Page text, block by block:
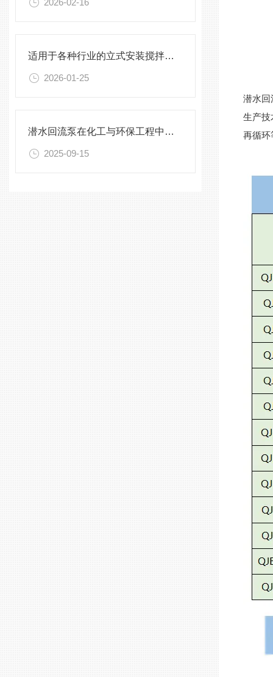
2026-02-16
适用于各种行业的立式安装搅拌机选型指南
2026-01-25
潜水回流泵在化工与环保工程中的关键作用
2025-09-15
潜水回
生产技
再循环